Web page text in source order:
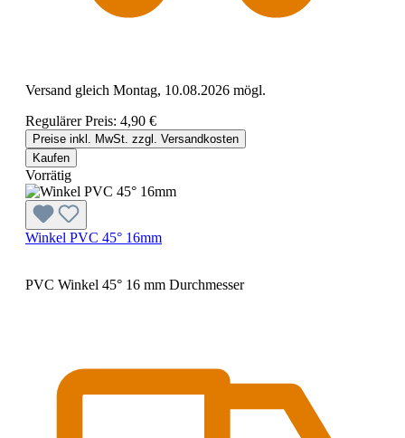
Versand gleich Montag, 10.08.2026 mögl.
Regulärer Preis: 4,90 €
Preise inkl. MwSt. zzgl. Versandkosten
Kaufen
Vorrätig
Winkel PVC 45° 16mm
PVC Winkel 45° 16 mm Durchmesser